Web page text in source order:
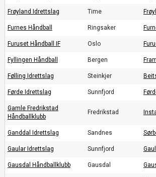
Frøyland Idrettslag Time
Furnes Håndball Ringsaker
Furuset Håndball IF Oslo
Fyllingen Håndball Bergen
Følling Idrettslag Steinkjer
Førde Idrettslag Sunnfjord
Gamle Fredrikstad
Håndballklubb
Fredrikstad
Ganddal Idrettslag Sandnes
Gaular Idrettslag Sunnfjord
Gausdal Håndballklubb Gausdal